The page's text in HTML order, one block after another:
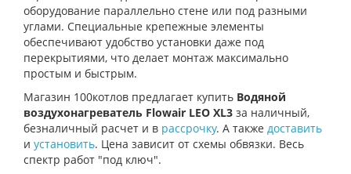
оборудование параллельно стене или под разными
углами. Специальные крепежные элементы
обеспечивают удобство установки даже под
перекрытиями, что делает монтаж максимально
простым и быстрым.
Магазин 100котлов предлагает купить Водяной
воздухонагреватель Flowair LEO XL3 за наличный,
безналичный расчет и в рассрочку. А также доставить
и установить. Цена зависит от схемы обвязки. Весь
спектр работ "под ключ".